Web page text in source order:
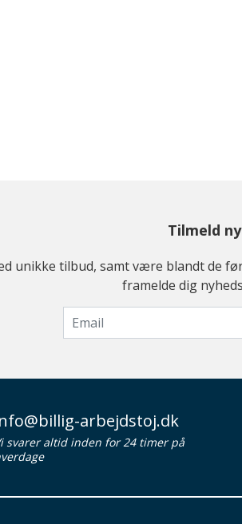
Tilmeld
unikke tilbud, samt være blandt
framelde dig
arbejdstoj.dk
svarer altid inden for 24 timer på